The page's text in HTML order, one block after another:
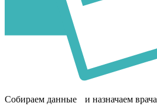
Собираем данные и назначаем врача